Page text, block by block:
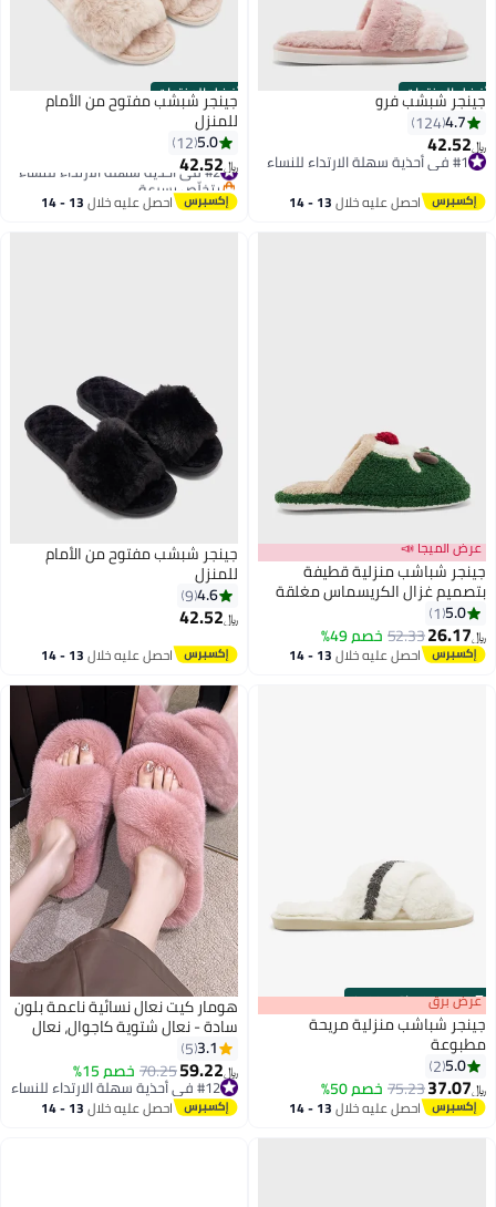
أفضل المنتجات
جينجر شبشب فرو
4.7
124
﷼‏42.52
#1 في أحذية سهلة الارتداء للنساء
احصل عليه خلال 13 - 14
أفضل المنتجات
جينجر شبشب مفتوح من الأمام
للمنزل
5.0
12
﷼‏42.52
#2 في أحذية سهلة الارتداء للنساء
بتخلّص بسرعة
#2 في أحذية سهلة الارتداء للنساء احصل عليه خلال 13 - 14
عرض الميجا 📣
جينجر شباشب منزلية قطيفة
بتصميم غزال الكريسماس مغلقة
من الأمام
5.0
1
﷼‏26.17
52.33خصم 49%
احصل عليه خلال 13 - 14
جينجر شبشب مفتوح من الأمام
للمنزل
4.6
9
﷼‏42.52
احصل عليه خلال 13 - 14
00m:00s
·باقي 100% عرض برق
جينجر شباشب منزلية مريحة
مطبوعة
5.0
2
﷼‏37.07
75.23خصم 50%
احصل عليه خلال 13 - 14
هومار كيت نعال نسائية ناعمة بلون
سادة - نعال شتوية كاجوال، نعال
ناعمة أنيقة بشريط متقاطع، نعال
منزلية مريحة سهلة الارتداء - بطانة
من الصوف الفاخر، نعال منزلية
مفتوحة من الأمام مضادة للانزلاق -
هدية مثالية للعائلة والأصدقاء، لون
3.1
5
﷼‏59.22
70.25خصم 15%
#12 في أحذية سهلة الارتداء للنساء
#12 في أحذية سهلة الارتداء للنساء احصل عليه خلال 13 - 14